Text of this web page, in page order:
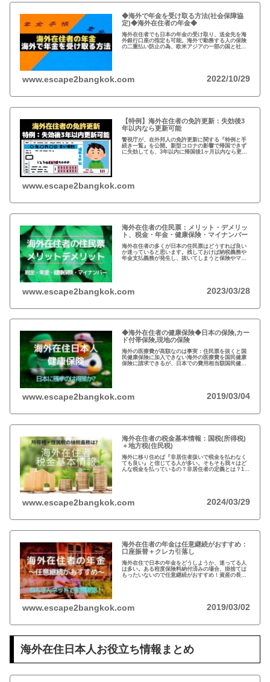
◆海外で年金を受け取る方法(社会保障協
定)◆海外在住者の年金◆
海外在住者でも日本の年金の受け取り、送金先を海
外銀行口座の指定も可能。海外で勤務する人の保険
の二重払い防止の為、欧米アジアの一部の国と社会
www.escape2bangkok.com 2022/10/29
【特例】海外在住者の免許更新：失効後3
年以内なら更新可能
警視庁が、在外邦人の免許更新に関する『特例と手
続き一覧』を公開。新型コロナの影響で帰国できず
に失効しても、3年以内に帰国後1ヶ月以内なら更新
www.escape2bangkok.com
海外在住者の住民票：メリット・デメリッ
ト、税金・年金・健康保険・マイナンバー
海外在住者の多くが日本の住民票はどうすれば良い
か迷っていると思います。残しておけば納税義務や
年金支払義務が発生し、抜いてしまうと保険やマイ
www.escape2bangkok.com 2023/03/28
◆海外在住者の健康保険◆日本の保険,カー
ド付帯保険,現地の保険
海外の医療費が高額なのは事実：住民票を抜くと国
民健康保険に加入できない海外の医療費を国民健康
保険に請求できるが、日本での費用相当額国民健康
www.escape2bangkok.com 2019/03/04
海外在住者の税金基本情報：国税(所得税)
＋地方税(住民税)
海外に移り住めば『非居住者扱いで税金を払わなく
ても良い』と信じてる人が多い。そもそも我々はど
んな税金を払っているの？非居住者の定義とは？1月
www.escape2bangkok.com 2024/03/29
海外在住者の年金は任意継続がおすすめ：
口座振替＋クレカ引落し
海外在住で日本の年金をどうしようか、迷ってる人
は多い。ある程度保険料納付済みの場合、掛捨ては
もったいないので任意継続がおすすめ！資産の長期
www.escape2bangkok.com 2019/03/02
海外在住日本人お役立ち情報まとめ